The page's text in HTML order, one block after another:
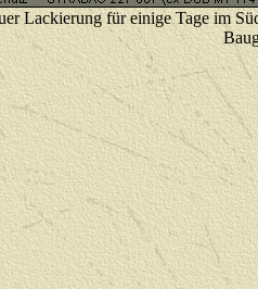
Lackierung für einige Tage im